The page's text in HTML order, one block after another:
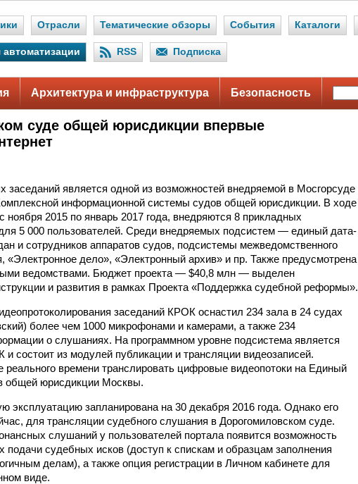
Отрасли Тематические обзоры События Каталоги
автоматизации RSS Подписка
Архитектура и инфраструктура Безопасность
суде общей юрисдикции впервые
заседаний является одной из возможностей внедряемой в Мосгорсуде
информационной системы судов общей юрисдикции. В ходе
ноября 2015 по январь 2017 года, внедряются 8 прикладных
5 000 пользователей. Среди внедряемых подсистем — единый дата-
и сотрудников аппаратов судов, подсистемы межведомственного
«Электронное дело», «Электронный архив» и пр. Также предусмотрена
ведомствами. Бюджет проекта — $40,8 млн — выделен
и развития в рамках Проекта «Поддержка судебной реформы».
заседаний КРОК оснастил 234 зала в 24 судах
более чем 1000 микрофонами и камерами, а также 234
о слушаниях. На программном уровне подсистема является
состоит из модулей публикации и трансляции видеозаписей.
реального времени транслировать цифровые видеопотоки на Единый
общей юрисдикции Москвы.
запланирована на 30 декабря 2016 года. Однако его
для трансляции судебного слушания в Дорогомиловском суде.
слушаний у пользователей портала появится возможность
подачи судебных исков (доступ к спискам и образцам заполнения
делам), а также опция регистрации в Личном кабинете для
виде.